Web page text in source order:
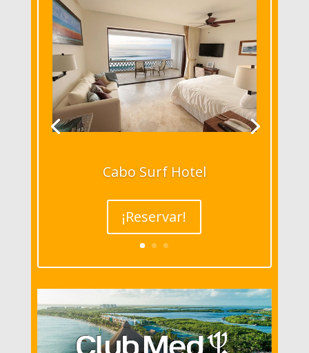
Cabo Surf Hotel
¡Reservar!